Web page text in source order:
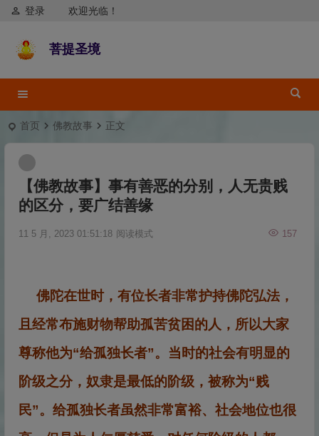
欢迎光临！
登录
菩提圣境
首页 佛教故事 正文
【佛教故事】事有善恶的分别，人无贵贱
的区分，要广结善缘
11 5 月, 2023 01:51:18 157
阅读模式
佛陀在世时，有位长者非常护持佛陀弘法，
且经常布施财物帮助孤苦贫困的人，所以大家
尊称他为“给孤独长者”。 当时的社会有明显的
阶级之分，奴隶是最低的阶级，被称为“贱
民”。给孤独长者虽然非常富裕、社会地位也很